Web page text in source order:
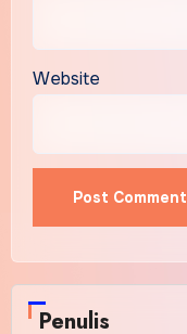
Website
Penulis